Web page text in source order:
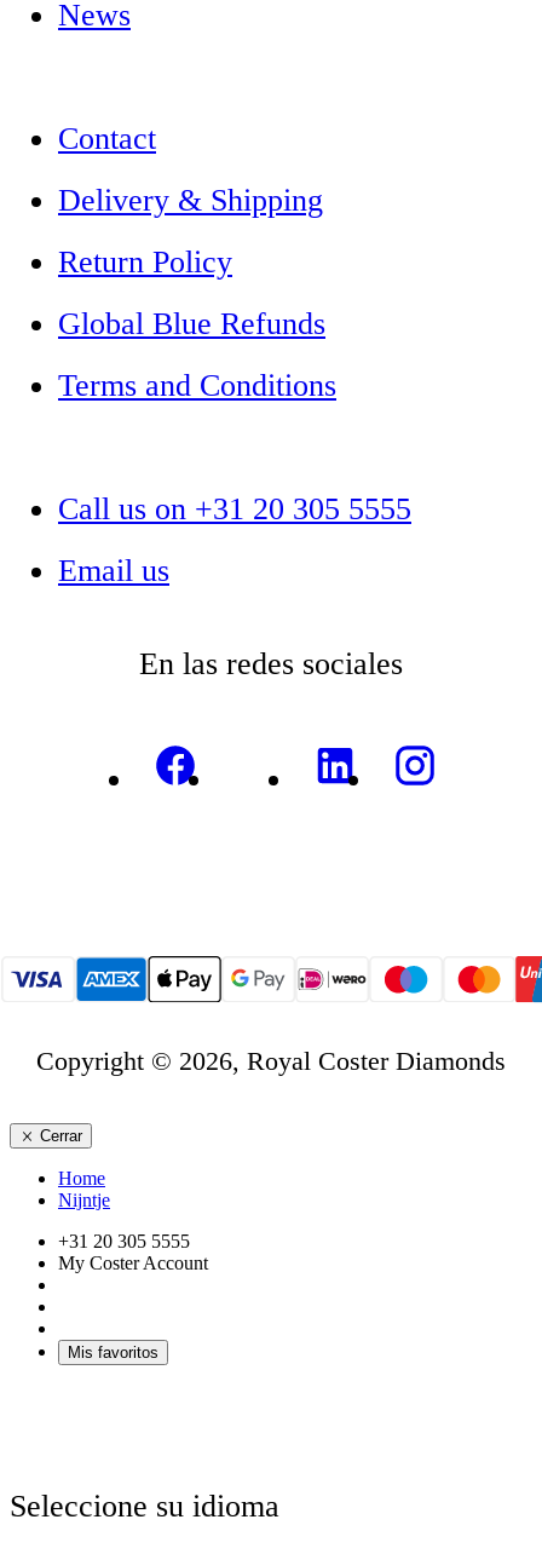
News
Contact
Delivery & Shipping
Return Policy
Global Blue Refunds
Terms and Conditions
Call us on +31 20 305 5555
Email us
En las redes sociales
Copyright © 2026, Royal Coster Diamonds
Cerrar
Home
Nijntje
+31 20 305 5555
My Coster Account
Mis favoritos
Seleccione su idioma